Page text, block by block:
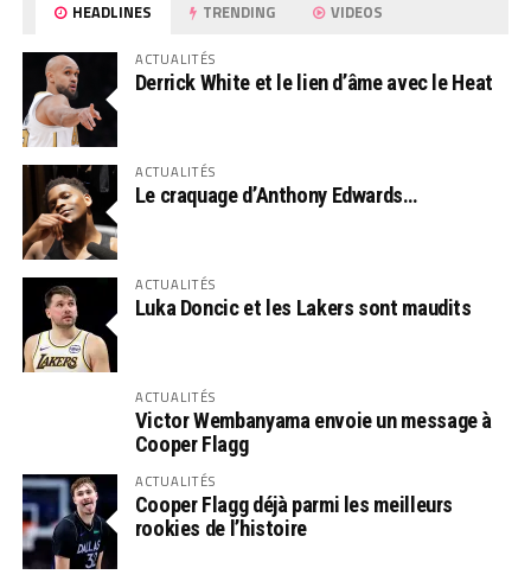
HEADLINES TRENDING VIDEOS
ACTUALITÉS
Derrick White et le lien d’âme avec le Heat
ACTUALITÉS
Le craquage d’Anthony Edwards…
ACTUALITÉS
Luka Doncic et les Lakers sont maudits
ACTUALITÉS
Victor Wembanyama envoie un message à
Cooper Flagg
ACTUALITÉS
Cooper Flagg déjà parmi les meilleurs
rookies de l’histoire